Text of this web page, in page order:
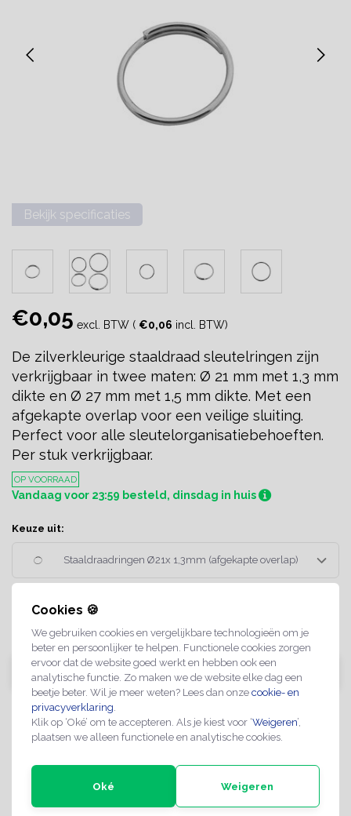
Cookies 🍪
We gebruiken cookies en vergelijkbare technologieën om je
beter en persoonlijker te helpen. Functionele cookies zorgen
ervoor dat de website goed werkt en hebben ook een
analytische functie. Zo maken we de website elke dag een
beetje beter. Wil je meer weten? Lees dan onze cookie- en
privacyverklaring.
Klik op ‘Oké’ om te accepteren. Als je kiest voor ‘Weigeren’,
plaatsen we alleen functionele en analytische cookies.
Oké Weigeren
Bekijk specificaties
€0,05 excl. BTW ( €0,06 incl. BTW)
De zilverkleurige staaldraad sleutelringen zijn
verkrijgbaar in twee maten: Ø 21 mm met 1,3 mm
dikte en Ø 27 mm met 1,5 mm dikte. Met een
afgekapte overlap voor een veilige sluiting.
Perfect voor alle sleutelorganisatiebehoeften.
Per stuk verkrijgbaar.
OP VOORRAAD
Vandaag voor 23:59 besteld, dinsdag in huis
Keuze uit:
Staaldraadringen Ø21x 1,3mm (afgekapte overlap)
TOEVOEGEN AAN WINKELWAGEN
Artikelnummer:CV-00091A
Levertijd:
Op werkdagen voor 12:00 besteld, gaat
gevallen morgen bezorgd (NL).
Maatwerk mogelijk op aanvraag